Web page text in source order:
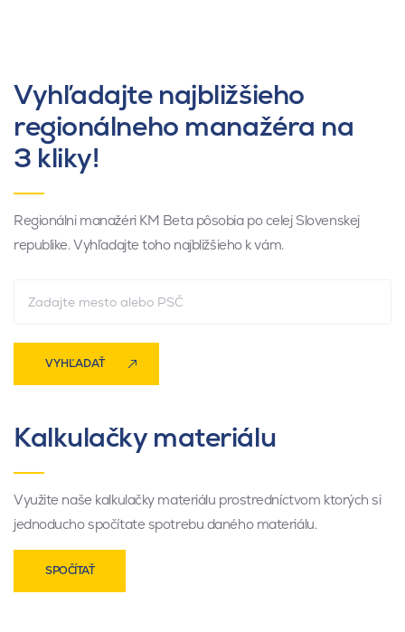
Vyhľadajte najbližšieho
regionálneho manažéra na
3 kliky!
Regionálni manažéri KM Beta pôsobia po celej Slovenskej
republike. Vyhľadajte toho najbližšieho k vám.
VYHĽADAŤ
Kalkulačky materiálu
Využite naše kalkulačky materiálu prostredníctvom ktorých si
jednoducho spočítate spotrebu daného materiálu.
SPOČÍTAŤ